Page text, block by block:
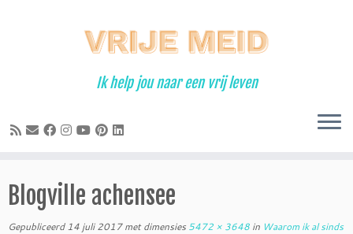
Ik help jou naar een vrij leven
Blogville achensee
Gepubliceerd 14 juli 2017met dimensies 5472 × 3648 in Waarom ik al sinds